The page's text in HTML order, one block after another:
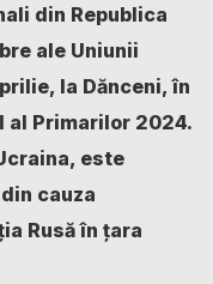
din Republica
ale Uniunii
la Dănceni, în
al Primarilor 2024.
este
cauza
Rusă în țara